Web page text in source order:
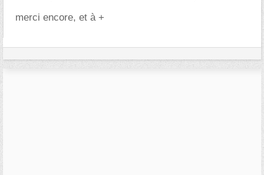
merci encore, et à +